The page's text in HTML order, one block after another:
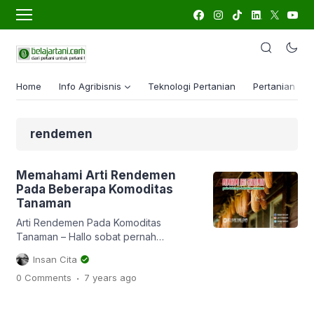
Home Info Agribisnis Teknologi Pertanian Pertanian
rendemen
Memahami Arti Rendemen
Pada Beberapa Komoditas
Tanaman
Arti Rendemen Pada Komoditas
Tanaman – Hallo sobat pernah
mendengar kata rendemen? Bagi
petani tebu tentu kata rendemen
sangatlah tidak asing. Rendemen,
Insan Cita
0 Comments . 7 years ago